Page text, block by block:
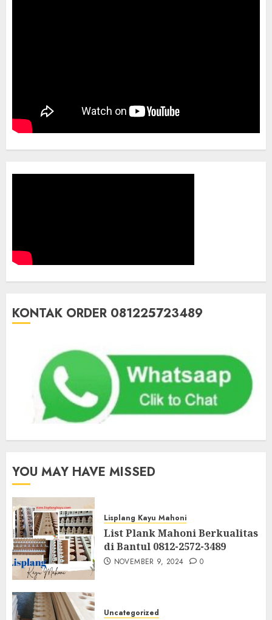
KONTAK ORDER 081225723489
YOU MAY HAVE MISSED
Lisplang Kayu Mahoni
List Plank Mahoni Berkualitas
di Bantul 0812-2572-3489
NOVEMBER 9, 2024 0
Uncategorized